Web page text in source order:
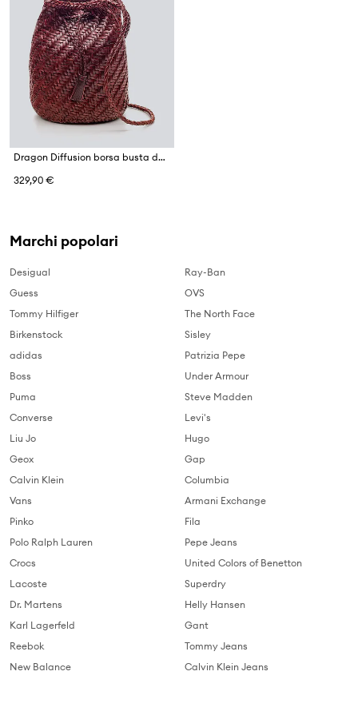
Dragon Diffusion borsa busta da donna in pelle
329,90 €
Marchi popolari
Desigual
Guess
Tommy Hilfiger
Birkenstock
adidas
Boss
Puma
Converse
Liu Jo
Geox
Calvin Klein
Vans
Pinko
Polo Ralph Lauren
Crocs
Lacoste
Dr. Martens
Karl Lagerfeld
Reebok
New Balance
Ray-Ban
OVS
The North Face
Sisley
Patrizia Pepe
Under Armour
Steve Madden
Levi's
Hugo
Gap
Columbia
Armani Exchange
Fila
Pepe Jeans
United Colors of Benetton
Superdry
Helly Hansen
Gant
Tommy Jeans
Calvin Klein Jeans